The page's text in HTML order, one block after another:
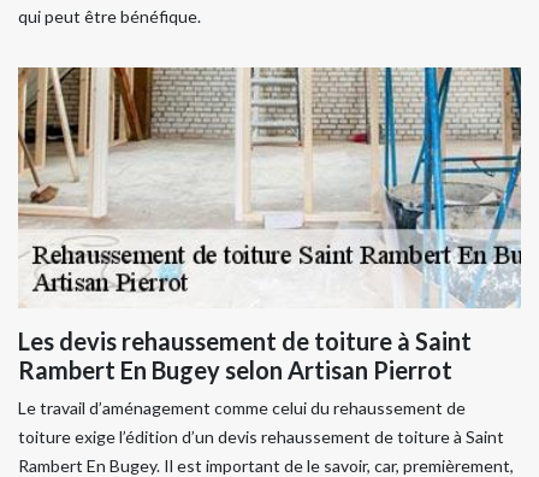
qui peut être bénéfique.
Les devis rehaussement de toiture à Saint
Rambert En Bugey selon Artisan Pierrot
Le travail d’aménagement comme celui du rehaussement de
toiture exige l’édition d’un devis rehaussement de toiture à Saint
Rambert En Bugey. Il est important de le savoir, car, premièrement,